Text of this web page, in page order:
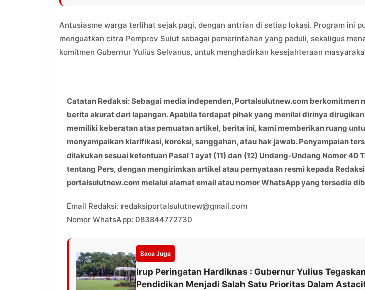
Antusiasme warga terlihat sejak pagi, dengan antrian di setiap lokasi. Program ini
menguatkan citra Pemprov Sulut sebagai pemerintahan yang peduli, sekaligus
komitmen Gubernur Yulius Selvanus, untuk menghadirkan kesejahteraan
Catatan Redaksi: Sebagai media independen, Portalsulutnew.com berkomitmen
berita akurat dari lapangan. Apabila terdapat pihak yang menilai dirinya
memiliki keberatan atas pemuatan artikel, berita ini, kami memberikan ruang
menyampaikan klarifikasi, koreksi, sanggahan, atau hak jawab. Penyampaian
dilakukan sesuai ketentuan Pasal 1 ayat (11) dan (12) Undang-Undang Nomor 40
tentang Pers, dengan mengirimkan artikel atau pernyataan resmi kepada Redaksi
portalsulutnew.com melalui alamat email atau nomor WhatsApp yang tersedia
Email Redaksi: redaksiportalsulutnew@gmail.com
Nomor WhatsApp: 083844772730
Baca Juga
Irup Peringatan Hardiknas : Gubernur Yulius
Pendidikan Menjadi Salah Satu Prioritas Dalam